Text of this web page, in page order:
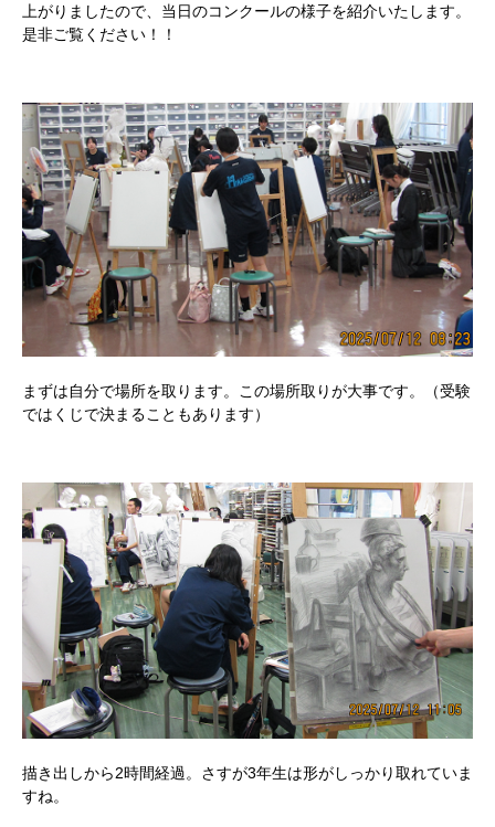
上がりましたので、当日のコンクールの様子を紹介いたします。
是非ご覧ください！！
まずは自分で場所を取ります。この場所取りが大事です。（受験
ではくじで決まることもあります）
描き出しから2時間経過。さすが3年生は形がしっかり取れていま
すね。